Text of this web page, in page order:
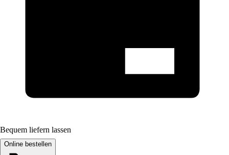
Bequem liefern lassen
Online bestellen